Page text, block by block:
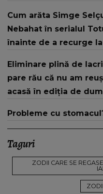
strategic de..."
Cum arăta Simge
Nebahat în serialul
înainte de a recurge
„Tinerețe rebelă”
Eliminare plină de
pare rău că nu am
acasă în ediția de
Probleme cu
Taguri
ZODII CARE SE